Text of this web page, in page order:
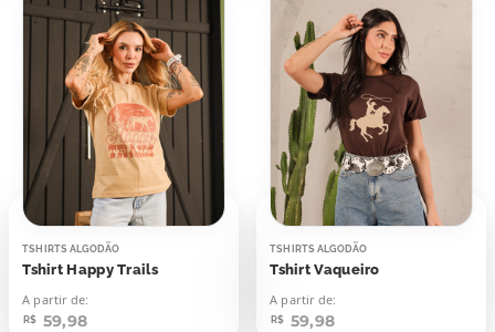
TSHIRTS ALGODÃO
Tshirt Happy Trails
A partir de:
R$ 59,98
TSHIRTS ALGODÃO
Tshirt Vaqueiro
A partir de:
R$ 59,98